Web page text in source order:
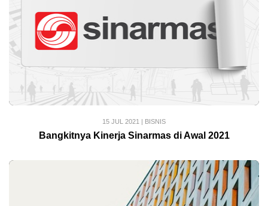
15 JUL 2021 BISNIS
Bangkitnya Kinerja Sinarmas di Awal 2021